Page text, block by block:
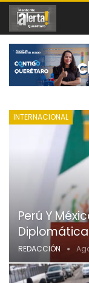
INTERNACIONAL
Perú Y
REDACCIÓN